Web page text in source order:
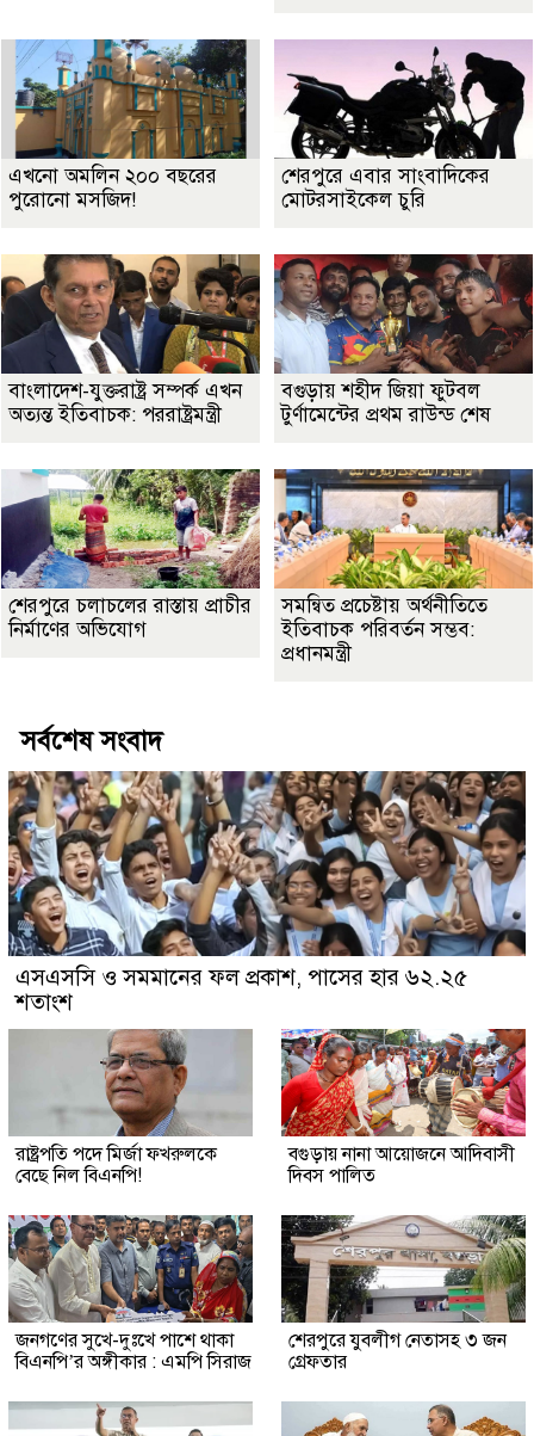
এখনো অমলিন ২০০ বছরের
পুরোনো মসজিদ!
শেরপুরে এবার সাংবাদিকের
মোটরসাইকেল চুরি
বাংলাদেশ-যুক্তরাষ্ট্র সম্পর্ক এখন
অত্যন্ত ইতিবাচক: পররাষ্ট্রমন্ত্রী
বগুড়ায় শহীদ জিয়া ফুটবল
টুর্ণামেন্টের প্রথম রাউন্ড শেষ
শেরপুরে চলাচলের রাস্তায় প্রাচীর
নির্মাণের অভিযোগ
সমন্বিত প্রচেষ্টায় অর্থনীতিতে
ইতিবাচক পরিবর্তন সম্ভব:
প্রধানমন্ত্রী
সর্বশেষ সংবাদ
এসএসসি ও সমমানের ফল প্রকাশ, পাসের হার ৬২.২৫
শতাংশ
রাষ্ট্রপতি পদে মির্জা ফখরুলকে
বেছে নিল বিএনপি!
বগুড়ায় নানা আয়োজনে আদিবাসী
দিবস পালিত
জনগণের সুখে-দুঃখে পাশে থাকা
বিএনপি’র অঙ্গীকার : এমপি সিরাজ
শেরপুরে যুবলীগ নেতাসহ ৩ জন
গ্রেফতার